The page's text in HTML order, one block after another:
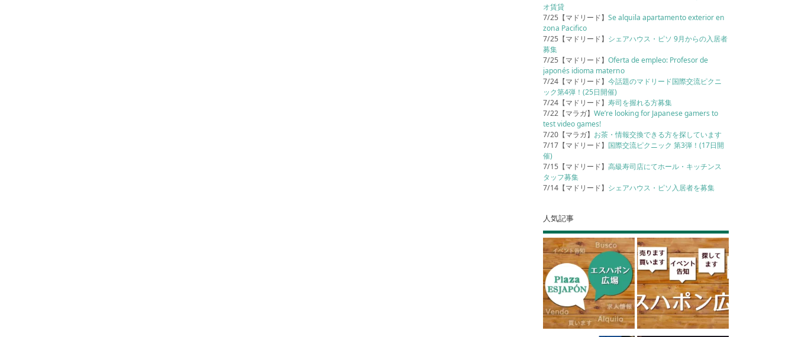
オ賃貸
7/25【マドリード】Se alquila apartamento exterior en
zona Pacifico
7/25【マドリード】 シェアハウス・ピソ 9月からの入居者
募集
7/25【マドリード】Oferta de empleo: Profesor de
japonés idioma materno
7/24【マドリード】今話題のマドリード国際交流ピクニ
ック第4弾！(25日開催)
7/24【マドリード】寿司を握れる方募集
7/22【マラガ】We’re looking for Japanese gamers to
test video games!
7/20【マラガ】 お茶・情報交換できる方を探しています
7/17【マドリード】 国際交流ピクニック 第3弾！(17日開
催)
7/15【マドリード】高級寿司店にてホール・キッチンス
タッフ募集
7/14【マドリード】 シェアハウス・ピソ入居者を募集
人気記事